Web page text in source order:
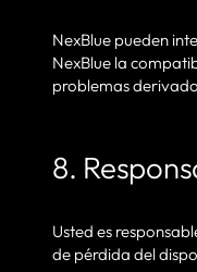
NexBlue pueden
NexBlue la
problemas
8.
Usted es
de pérdida del